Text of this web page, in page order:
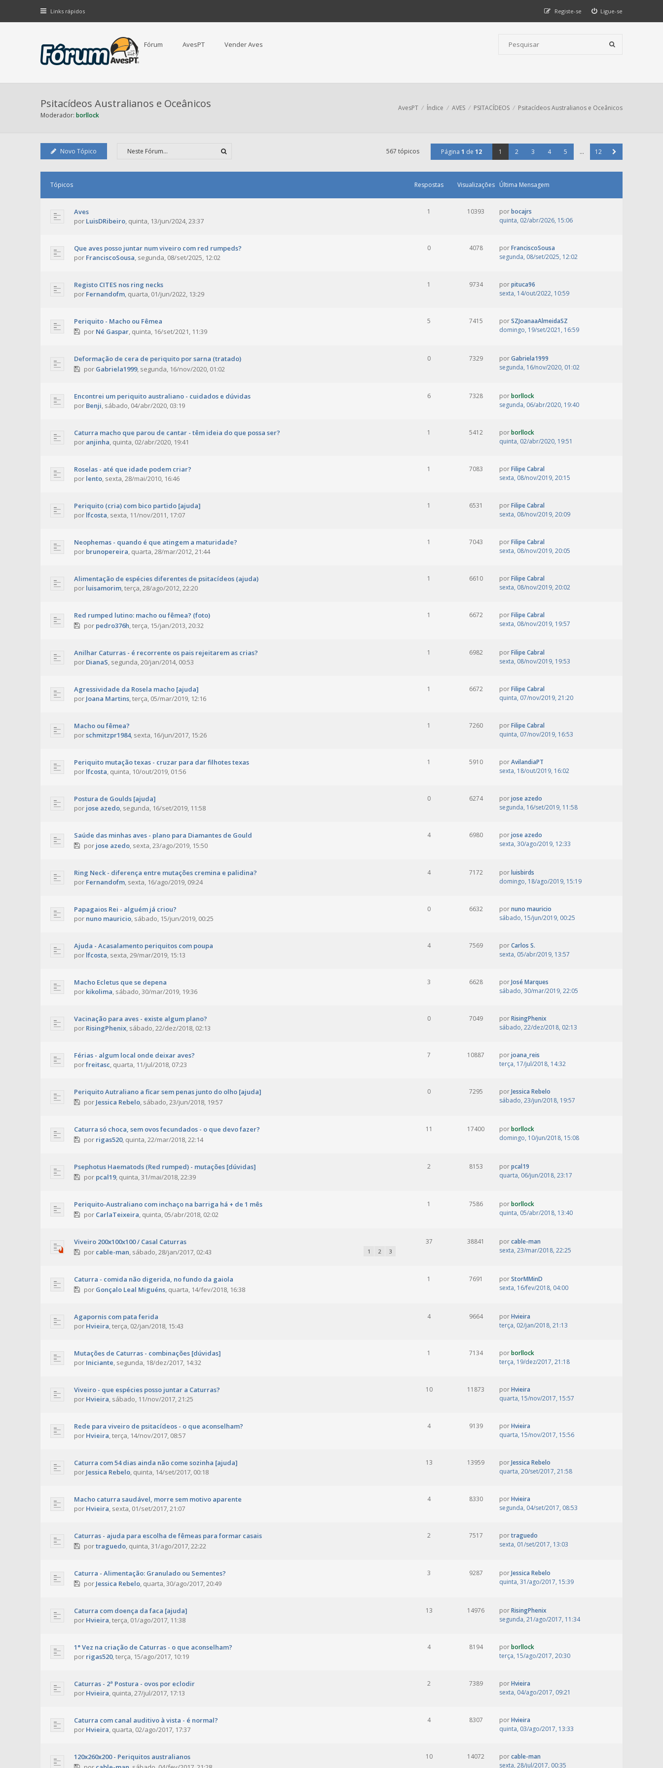
Links rápidos Ligue-se
Registe-se
Fórum AvesPT Vender Aves
Psitacídeos Australianos e Oceânicos
Moderador: borllock
AvesPT Índice AVES PSITACÍDEOS Psitacídeos Australianos e Oceânicos
Novo Tópico 567 tópicos Página 1 de 12 1 2 3 4 5 ... 12
Tópicos Respostas Visualizações Última Mensagem
Aves
por LuisDRibeiro, quinta, 13/jun/2024, 23:37
1 10393 porbocajrs
quinta, 02/abr/2026, 15:06
Que aves posso juntar num viveiro com red rumpeds?
por FranciscoSousa, segunda, 08/set/2025, 12:02
0 4078 porFranciscoSousa
segunda, 08/set/2025, 12:02
Registo CITES nos ring necks
por Fernandofm, quarta, 01/jun/2022, 13:29
1 9734 porpituca96
sexta, 14/out/2022, 10:59
Periquito - Macho ou Fêmea
por Né Gaspar, quinta, 16/set/2021, 11:39
5 7415 porSZJoanaaAlmeidaSZ
domingo, 19/set/2021, 16:59
Deformação de cera de periquito por sarna (tratado)
por Gabriela1999, segunda, 16/nov/2020, 01:02
0 7329 porGabriela1999
segunda, 16/nov/2020, 01:02
Encontrei um periquito australiano - cuidados e dúvidas
por Benji, sábado, 04/abr/2020, 03:19
6 7328 porborllock
segunda, 06/abr/2020, 19:40
Caturra macho que parou de cantar - têm ideia do que possa ser?
por anjinha, quinta, 02/abr/2020, 19:41
1 5412 porborllock
quinta, 02/abr/2020, 19:51
Roselas - até que idade podem criar?
por lento, sexta, 28/mai/2010, 16:46
1 7083 porFilipe Cabral
sexta, 08/nov/2019, 20:15
Periquito (cria) com bico partido [ajuda]
por lfcosta, sexta, 11/nov/2011, 17:07
1 6531 porFilipe Cabral
sexta, 08/nov/2019, 20:09
Neophemas - quando é que atingem a maturidade?
por brunopereira, quarta, 28/mar/2012, 21:44
1 7043 porFilipe Cabral
sexta, 08/nov/2019, 20:05
Alimentação de espécies diferentes de psitacídeos (ajuda)
por luisamorim,terça, 28/ago/2012, 22:20
1 6610 porFilipe Cabral
sexta, 08/nov/2019, 20:02
Red rumped lutino: macho ou fêmea? (foto)
por pedro376h,terça, 15/jan/2013, 20:32
1 6672 porFilipe Cabral
sexta, 08/nov/2019, 19:57
Anilhar Caturras - é recorrente os pais rejeitarem as crias?
por DianaS, segunda, 20/jan/2014, 00:53
1 6982 porFilipe Cabral
sexta, 08/nov/2019, 19:53
Agressividade da Rosela macho [ajuda]
por Joana Martins,terça, 05/mar/2019, 12:16
1 6672 porFilipe Cabral
quinta, 07/nov/2019, 21:20
Macho ou fêmea?
porschmitzpr1984, sexta, 16/jun/2017, 15:26
1 7260 porFilipe Cabral
quinta, 07/nov/2019, 16:53
Periquito mutação texas - cruzar para dar filhotes texas
por lfcosta, quinta, 10/out/2019, 01:56
1 5910 porAvilandiaPT
sexta, 18/out/2019, 16:02
Postura de Goulds [ajuda]
por jose azedo, segunda, 16/set/2019, 11:58
0 6274 porjose azedo
segunda, 16/set/2019, 11:58
Saúde das minhas aves - plano para Diamantes de Gould
por jose azedo, sexta, 23/ago/2019, 15:50
4 6980 porjose azedo
sexta, 30/ago/2019, 12:33
Ring Neck - diferença entre mutações cremina e palidina?
por Fernandofm, sexta, 16/ago/2019, 09:24
4 7172 porluisbirds
domingo, 18/ago/2019, 15:19
Papagaios Rei - alguém já criou?
por nuno mauricio, sábado, 15/jun/2019, 00:25
0 6632 pornuno mauricio
sábado, 15/jun/2019, 00:25
Ajuda - Acasalamento periquitos com poupa
por lfcosta, sexta, 29/mar/2019, 15:13
4 7569 porCarlos S.
sexta, 05/abr/2019, 13:57
Macho Ecletus que se depena
por kikolima, sábado, 30/mar/2019, 19:36
3 6628 porJosé Marques
sábado, 30/mar/2019, 22:05
Vacinação para aves - existe algum plano?
por RisingPhenix, sábado, 22/dez/2018, 02:13
0 7049 porRisingPhenix
sábado, 22/dez/2018, 02:13
Férias - algum local onde deixar aves?
porfreitasc, quarta, 11/jul/2018, 07:23
7 10887 porjoana_reis
terça, 17/jul/2018, 14:32
Periquito Autraliano a ficar sem penas junto do olho [ajuda]
por Jessica Rebelo, sábado, 23/jun/2018, 19:57
0 7295 porJessica Rebelo
sábado, 23/jun/2018, 19:57
Caturra só choca, sem ovos fecundados - o que devo fazer?
por rigas520, quinta, 22/mar/2018, 22:14
11 17400 porborllock
domingo, 10/jun/2018, 15:08
Psephotus Haematods (Red rumped) - mutações [dúvidas]
por pcal19, quinta, 31/mai/2018, 22:39
2 8153 porpcal19
quarta, 06/jun/2018, 23:17
Periquito-Australiano com inchaço na barriga há + de 1 mês
por CarlaTeixeira, quinta, 05/abr/2018, 02:02
1 7586 porborllock
quinta, 05/abr/2018, 13:40
Viveiro 200x100x100 / Casal Caturras
por cable-man, sábado, 28/jan/2017, 02:43 1 2 3
37 38841 porcable-man
sexta, 23/mar/2018, 22:25
Caturra - comida não digerida, no fundo da gaiola
por Gonçalo Leal Miguéns, quarta, 14/fev/2018, 16:38
1 7691 porStorMMinD
sexta, 16/fev/2018, 04:00
Agapornis com pata ferida
por Hvieira,terça, 02/jan/2018, 15:43
4 9664 porHvieira
terça, 02/jan/2018, 21:13
Mutações de Caturras - combinações [dúvidas]
por Iniciante, segunda, 18/dez/2017, 14:32
1 7134 porborllock
terça, 19/dez/2017, 21:18
Viveiro - que espécies posso juntar a Caturras?
por Hvieira, sábado, 11/nov/2017, 21:25
10 11873 porHvieira
quarta, 15/nov/2017, 15:57
Rede para viveiro de psitacídeos - o que aconselham?
por Hvieira,terça, 14/nov/2017, 08:57
4 9139 porHvieira
quarta, 15/nov/2017, 15:56
Caturra com 54 dias ainda não come sozinha [ajuda]
por Jessica Rebelo, quinta, 14/set/2017, 00:18
13 13959 porJessica Rebelo
quarta, 20/set/2017, 21:58
Macho caturra saudável, morre sem motivo aparente
por Hvieira, sexta, 01/set/2017, 21:07
4 8330 porHvieira
segunda, 04/set/2017, 08:53
Caturras - ajuda para escolha de fêmeas para formar casais
portraguedo, quinta, 31/ago/2017, 22:22
2 7517 portraguedo
sexta, 01/set/2017, 13:03
Caturra - Alimentação: Granulado ou Sementes?
por Jessica Rebelo, quarta, 30/ago/2017, 20:49
3 9287 porJessica Rebelo
quinta, 31/ago/2017, 15:39
Caturra com doença da faca [ajuda]
por Hvieira,terça, 01/ago/2017, 11:38
13 14976 porRisingPhenix
segunda, 21/ago/2017, 11:34
1° Vez na criação de Caturras - o que aconselham?
por rigas520,terça, 15/ago/2017, 10:19
4 8194 porborllock
terça, 15/ago/2017, 20:30
Caturras - 2ª Postura - ovos por eclodir
por Hvieira, quinta, 27/jul/2017, 17:13
2 7389 porHvieira
sexta, 04/ago/2017, 09:21
Caturra com canal auditivo à vista - é normal?
por Hvieira, quarta, 02/ago/2017, 17:37
4 8307 porHvieira
quinta, 03/ago/2017, 13:33
120x260x200 - Periquitos australianos
10 14072 porcable-man
sexta, 28/jul/2017, 00:35